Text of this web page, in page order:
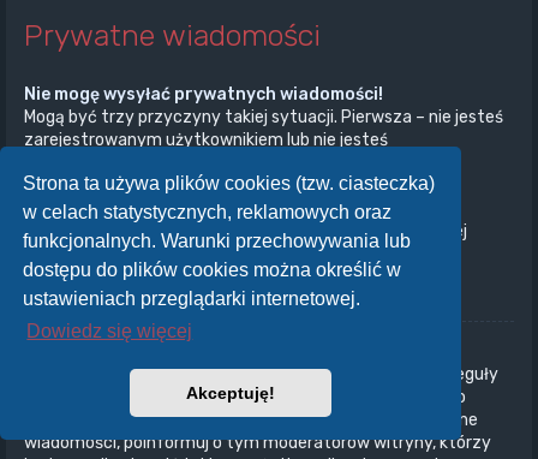
Strona ta używa plików cookies (tzw. ciasteczka)
w celach statystycznych, reklamowych oraz
funkcjonalnych. Warunki przechowywania lub
dostępu do plików cookies można określić w
ustawieniach przeglądarki internetowej.
Dowiedz się więcej
Akceptuję!
Prywatne wiadomości
Nie mogę wysyłać prywatnych wiadomości!
Mogą być trzy przyczyny takiej sytuacji. Pierwsza – nie jesteś
zarejestrowanym użytkownikiem lub nie jesteś
wyłączył przesyłanie prywatnych wiadomości na całej
witrynie. Trzecia – administrator witryny uniemożliwił ci
przesyłanie prywatnych wiadomości. Aby uzyskać więcej
informacji, skontaktuj się z administratorem witryny.
Na górę
W panelu użytkownika możesz, określając odpowiednie reguły
ustawić automatyczne usuwanie wiadomości od danego
nadawcy. Jeżeli otrzymujesz od kogoś obraźliwe prywatne
wiadomości, poinformuj o tym moderatorów witryny, którzy